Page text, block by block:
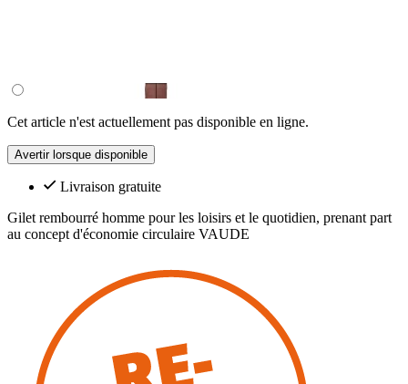
Cet article n'est actuellement pas disponible en ligne.
Avertir lorsque disponible
Livraison gratuite
Gilet rembourré homme pour les loisirs et le quotidien, prenant part
au concept d'économie circulaire VAUDE